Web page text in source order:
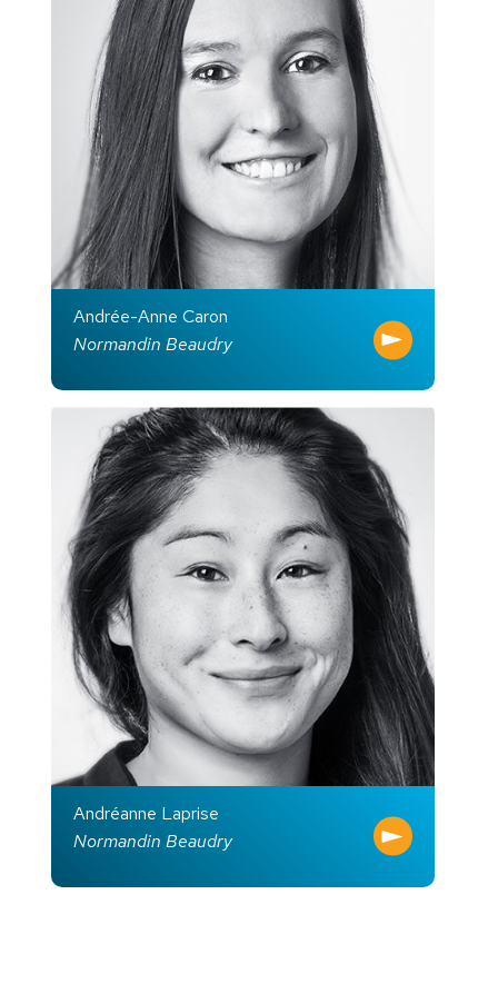
Andrée-Anne Caron
Normandin Beaudry
Andréanne Laprise
Normandin Beaudry